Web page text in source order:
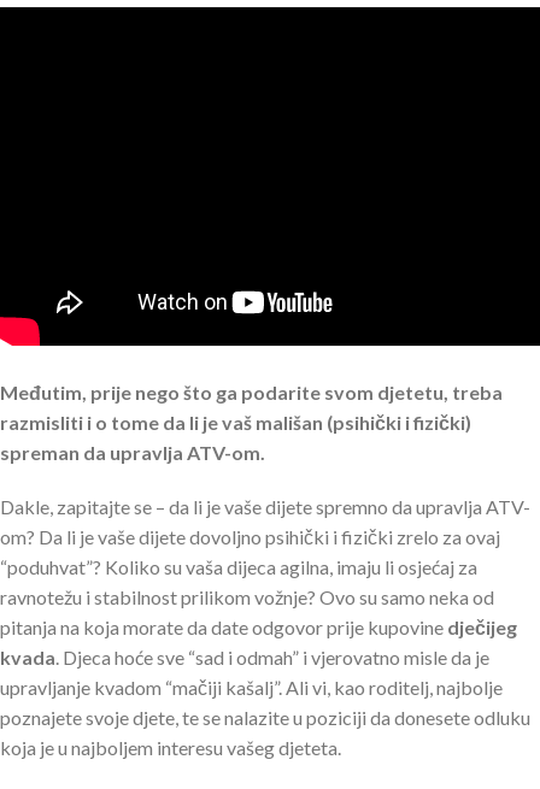
Međutim, prije nego što ga podarite svom djetetu, treba
razmisliti i o tome da li je vaš mališan (psihički i fizički)
spreman da upravlja ATV-om.
Dakle, zapitajte se – da li je vaše dijete spremno da upravlja ATV-
om? Da li je vaše dijete dovoljno psihički i fizički zrelo za ovaj
“poduhvat”? Koliko su vaša dijeca agilna, imaju li osjećaj za
ravnotežu i stabilnost prilikom vožnje? Ovo su samo neka od
pitanja na koja morate da date odgovor prije kupovine dječijeg
kvada. Djeca hoće sve “sad i odmah” i vjerovatno misle da je
upravljanje kvadom “mačiji kašalj”. Ali vi, kao roditelj, najbolje
poznajete svoje djete, te se nalazite u poziciji da donesete odluku
koja je u najboljem interesu vašeg djeteta.